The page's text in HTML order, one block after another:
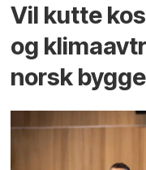
Vil kutte
og
norsk